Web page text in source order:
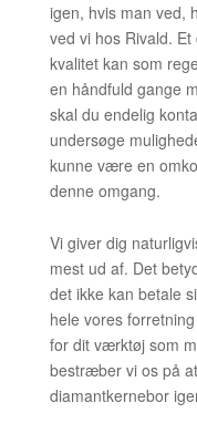
igen, hvis man ved,
ved vi hos Rivald.
kvalitet kan som
en håndfuld gange
skal du endelig
undersøge
kunne være en
denne omgang.
Vi giver dig
mest ud af. Det
det ikke kan betale
hele vores
for dit værktøj som
bestræber vi os på
diamantkernebor